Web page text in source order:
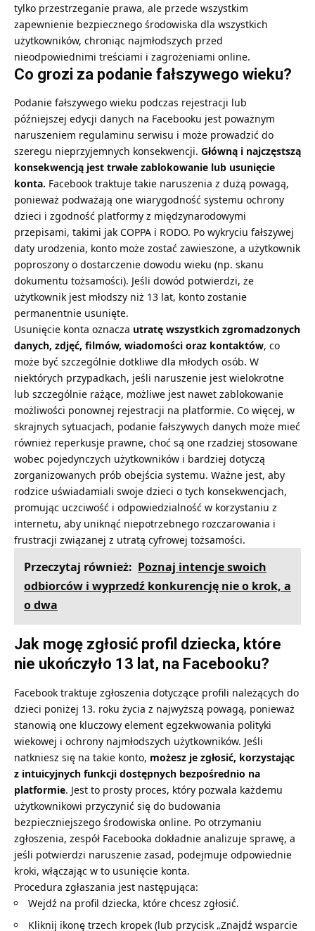
tylko przestrzeganie prawa, ale przede wszystkim
zapewnienie bezpiecznego środowiska dla wszystkich
użytkowników, chroniąc najmłodszych przed
nieodpowiednimi treściami i zagrożeniami online.
Co grozi za podanie fałszywego wieku?
Podanie fałszywego wieku podczas rejestracji lub
późniejszej edycji danych na Facebooku jest poważnym
naruszeniem regulaminu serwisu i może prowadzić do
szeregu nieprzyjemnych konsekwencji. Główną i najczęstszą
konsekwencją jest trwałe zablokowanie lub usunięcie
konta. Facebook traktuje takie naruszenia z dużą powagą,
ponieważ podważają one wiarygodność systemu ochrony
dzieci i zgodność platformy z międzynarodowymi
przepisami, takimi jak COPPA i RODO. Po wykryciu fałszywej
daty urodzenia, konto może zostać zawieszone, a użytkownik
poproszony o dostarczenie dowodu wieku (np. skanu
dokumentu tożsamości). Jeśli dowód potwierdzi, że
użytkownik jest młodszy niż 13 lat, konto zostanie
permanentnie usunięte.
Usunięcie konta oznacza utratę wszystkich zgromadzonych
danych, zdjęć, filmów, wiadomości oraz kontaktów, co
może być szczególnie dotkliwe dla młodych osób. W
niektórych przypadkach, jeśli naruszenie jest wielokrotne
lub szczególnie rażące, możliwe jest nawet zablokowanie
możliwości ponownej rejestracji na platformie. Co więcej, w
skrajnych sytuacjach, podanie fałszywych danych może mieć
również reperkusje prawne, choć są one rzadziej stosowane
wobec pojedynczych użytkowników i bardziej dotyczą
zorganizowanych prób obejścia systemu. Ważne jest, aby
rodzice uświadamiali swoje dzieci o tych konsekwencjach,
promując uczciwość i odpowiedzialność w korzystaniu z
internetu, aby uniknąć niepotrzebnego rozczarowania i
frustracji związanej z utratą cyfrowej tożsamości.
Przeczytaj również: Poznaj intencje swoich
odbiorców i wyprzedź konkurencję nie o krok, a
o dwa
Jak mogę zgłosić profil dziecka, które
nie ukończyło 13 lat, na Facebooku?
Facebook traktuje zgłoszenia dotyczące profili należących do
dzieci poniżej 13. roku życia z najwyższą powagą, ponieważ
stanowią one kluczowy element egzekwowania polityki
wiekowej i ochrony najmłodszych użytkowników. Jeśli
natkniesz się na takie konto, możesz je zgłosić, korzystając
z intuicyjnych funkcji dostępnych bezpośrednio na
platformie. Jest to prosty proces, który pozwala każdemu
użytkownikowi przyczynić się do budowania
bezpieczniejszego środowiska online. Po otrzymaniu
zgłoszenia, zespół Facebooka dokładnie analizuje sprawę, a
jeśli potwierdzi naruszenie zasad, podejmuje odpowiednie
kroki, włączając w to usunięcie konta.
Procedura zgłaszania jest następująca:
Wejdź na profil dziecka, które chcesz zgłosić.
Kliknij ikonę trzech kropek (lub przycisk „Znajdź wsparcie